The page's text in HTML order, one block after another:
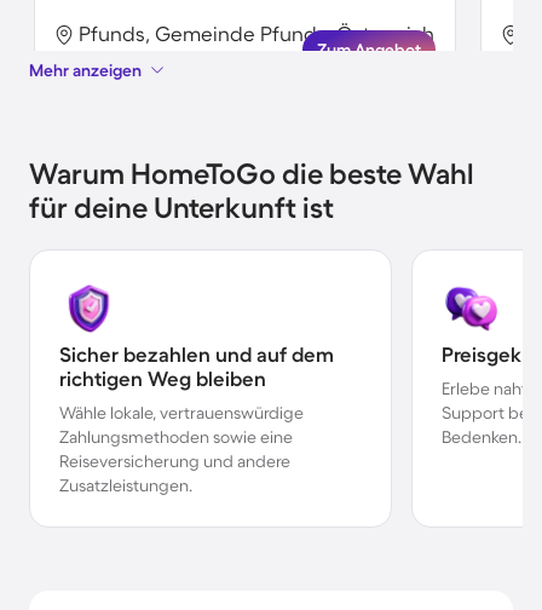
Pfunds, Gemeinde Pfunds, Österreich
Zum Angebot
Mehr anzeigen
Warum HomeToGo die beste Wahl
für deine Unterkunft ist
Sicher bezahlen und auf dem
richtigen Weg bleiben
Wähle lokale, vertrauenswürdige
Zahlungsmethoden sowie eine
Reiseversicherung und andere
Zusatzleistungen.
Erlebe
Support bei
Bedenken.